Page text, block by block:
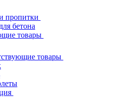
пропитки
бетона
товары
товары